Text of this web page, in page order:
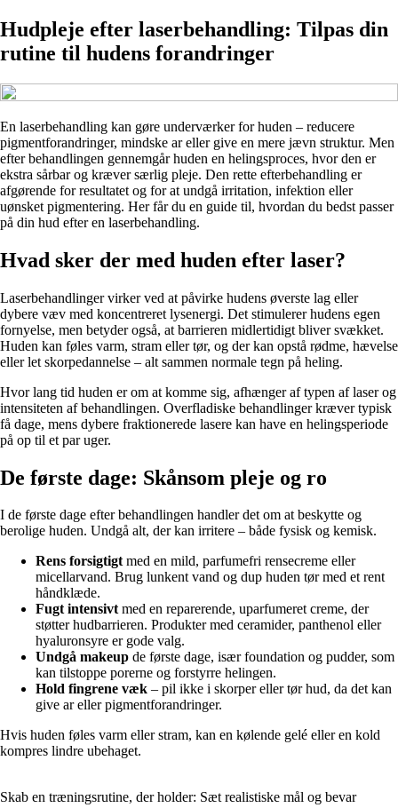
Hudpleje efter laserbehandling: Tilpas din
rutine til hudens forandringer
En laserbehandling kan gøre underværker for huden – reducere
pigmentforandringer, mindske ar eller give en mere jævn struktur. Men
efter behandlingen gennemgår huden en helingsproces, hvor den er
ekstra sårbar og kræver særlig pleje. Den rette efterbehandling er
afgørende for resultatet og for at undgå irritation, infektion eller
uønsket pigmentering. Her får du en guide til, hvordan du bedst passer
på din hud efter en laserbehandling.
Hvad sker der med huden efter laser?
Laserbehandlinger virker ved at påvirke hudens øverste lag eller
dybere væv med koncentreret lysenergi. Det stimulerer hudens egen
fornyelse, men betyder også, at barrieren midlertidigt bliver svækket.
Huden kan føles varm, stram eller tør, og der kan opstå rødme, hævelse
eller let skorpedannelse – alt sammen normale tegn på heling.
Hvor lang tid huden er om at komme sig, afhænger af typen af laser og
intensiteten af behandlingen. Overfladiske behandlinger kræver typisk
få dage, mens dybere fraktionerede lasere kan have en helingsperiode
på op til et par uger.
De første dage: Skånsom pleje og ro
I de første dage efter behandlingen handler det om at beskytte og
berolige huden. Undgå alt, der kan irritere – både fysisk og kemisk.
Rens forsigtigtmed en mild, parfumefri rensecreme eller
micellarvand. Brug lunkent vand og dup huden tør med et rent
håndklæde.
Fugt intensivtmed en reparerende, uparfumeret creme, der
støtter hudbarrieren. Produkter med ceramider, panthenol eller
hyaluronsyre er gode valg.
Undgå makeup de første dage, især foundation og pudder, som
kan tilstoppe porerne og forstyrre helingen.
Hold fingrene væk – pil ikke i skorper eller tør hud, da det kan
give ar eller pigmentforandringer.
Hvis huden føles varm eller stram, kan en kølende gelé eller en kold
kompres lindre ubehaget.
Skab en træningsrutine, der holder: Sæt realistiske mål og bevar